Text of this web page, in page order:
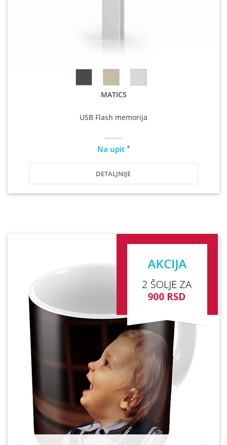
MATICS
USB Flash memorija
Na upit *
DETALJNIJE